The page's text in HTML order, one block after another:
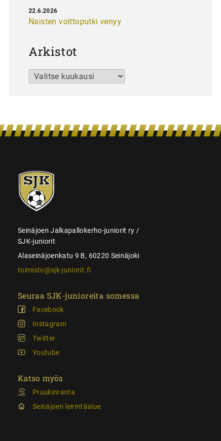
Naisten voittoputki venyy
22.6.2026
Arkistot
Arkistot
SJK-
juniorit
Seinäjoen Jalkapallokerho-juniorit ry /
SJK-juniorit
Alaseinäjoenkatu 9 B, 60220 Seinäjoki
toimisto@sjk-juniorit.fi
Seuraa SJK-junioreita somessa
Facebook
Instagram
Twitter
Youtube
Katso myös
Pruukinranta
Seinäjoen leirintäalue